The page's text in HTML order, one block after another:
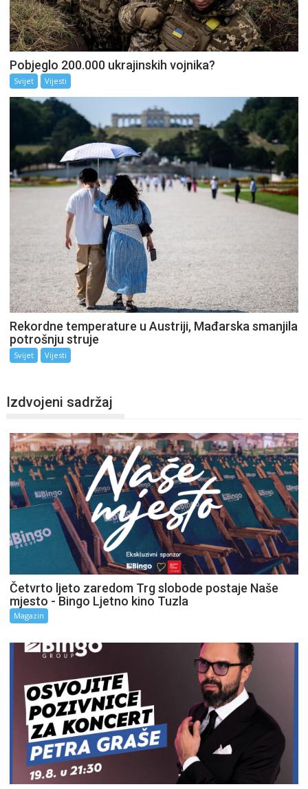
Pobjeglo 200.000 ukrajinskih vojnika?
Svijet Vijesti
Rekordne temperature u Austriji, Mađarska smanjila
potrošnju struje
Svijet Vijesti
Izdvojeni sadržaj
Četvrto ljeto zaredom Trg slobode postaje Naše
mjesto - Bingo Ljetno kino Tuzla
Magazin